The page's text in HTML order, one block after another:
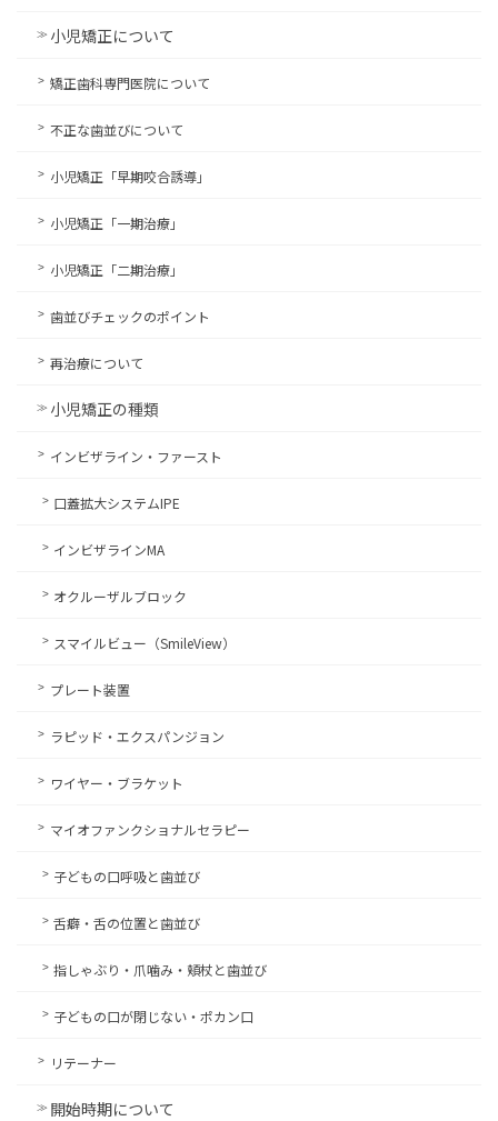
小児矯正について
矯正歯科専門医院について
不正な歯並びについて
小児矯正「早期咬合誘導」
小児矯正「一期治療」
小児矯正「二期治療」
歯並びチェックのポイント
再治療について
小児矯正の種類
インビザライン・ファースト
口蓋拡大システムIPE
インビザラインMA
オクルーザルブロック
スマイルビュー（SmileView）
プレート装置
ラピッド・エクスパンジョン
ワイヤー・ブラケット
マイオファンクショナルセラピー
子どもの口呼吸と歯並び
舌癖・舌の位置と歯並び
指しゃぶり・爪噛み・頬杖と歯並び
子どもの口が閉じない・ポカン口
リテーナー
開始時期について